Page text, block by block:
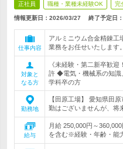
正社員 職種・業種未経験OK 完
情報更新日：2026/03/27 終了予定日：
仕事内容
アルミニウム合金精錬工
業務をお任せいたします。
対象と
なる方
《未経験・第二新卒歓
許 ◆電気・機械系の知識
学科卒の方
勤務地
【田原工場】 愛知県田
勤はございませんが、将
給与
月給 250,000円～
を含む※経験・年齢・能